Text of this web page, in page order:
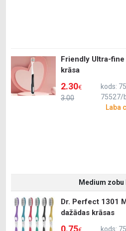
Friendly Ultra-
krāsa
3.00
2.30€
kods:
75527/
Laba
Medium
Dr. Perfect 1301
dažādas krāsas
0.75 kods: